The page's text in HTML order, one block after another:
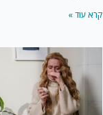
קרא עוד »